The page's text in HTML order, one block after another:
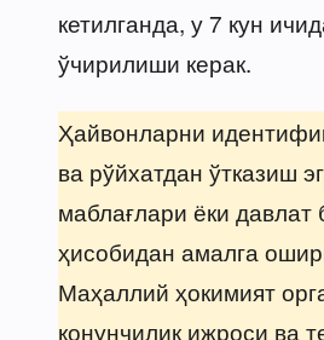
кетилганда, у 7 кун
ўчирилиши керак.
Ҳайвонларни
ва рўйхатдан ўтказиш
маблағлари ёки давлат
ҳисобидан амалга
Маҳаллий ҳокимият
қонунчилик ижроси ва